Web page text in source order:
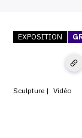
EXPOSITION
Sculpture Vidéo